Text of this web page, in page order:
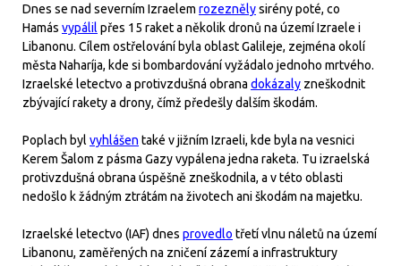
Dnes se nad severním Izraelem rozeznělysirény poté, co
Hamás vypálil přes 15 raket a několik dronů na území Izraele i
Libanonu. Cílem ostřelování byla oblast Galileje, zejména okolí
města Naharíja, kde si bombardování vyžádalo jednoho mrtvého.
Izraelské letectvo a protivzdušná obrana dokázaly zneškodnit
zbývající rakety a drony, čímž předešly dalším škodám.
Poplach byl vyhlášen také v jižním Izraeli, kde byla na vesnici
Kerem Šalom z pásma Gazy vypálena jedna raketa. Tu izraelská
protivzdušná obrana úspěšně zneškodnila, a v této oblasti
nedošlo k žádným ztrátám na životech ani škodám na majetku.
Izraelské letectvo (IAF) dnes provedlo třetí vlnu náletů na území
Libanonu, zaměřených na zničení zázemí a infrastruktury